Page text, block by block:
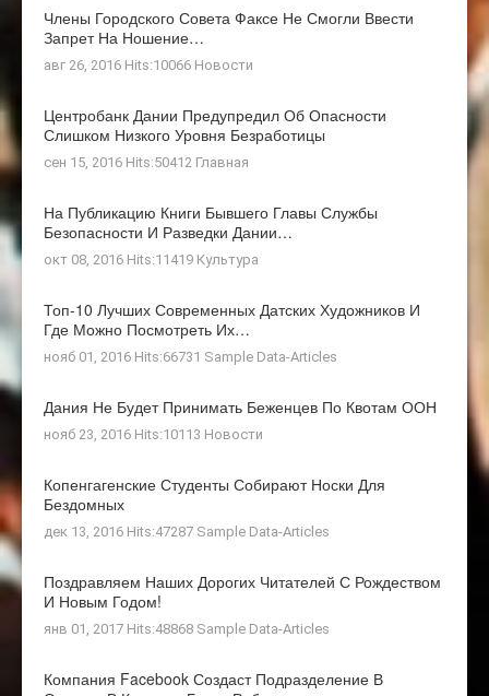
Члены Городского Совета Факсе Не Смогли Ввести
Запрет На Ношение…
авг 26, 2016 Hits:10066 Новости
Центробанк Дании Предупредил Об Опасности
Слишком Низкого Уровня Безработицы
сен 15, 2016 Hits:50412 Главная
На Публикацию Книги Бывшего Главы Службы
Безопасности И Разведки Дании…
окт 08, 2016 Hits:11419 Культура
Топ-10 Лучших Современных Датских Художников И
Где Можно Посмотреть Их…
нояб 01, 2016 Hits:66731 Sample Data-Articles
Дания Не Будет Принимать Беженцев По Квотам ООН
нояб 23, 2016 Hits:10113 Новости
Копенгагенские Студенты Собирают Носки Для
Бездомных
дек 13, 2016 Hits:47287 Sample Data-Articles
Поздравляем Наших Дорогих Читателей С Рождеством
И Новым Годом!
янв 01, 2017 Hits:48868 Sample Data-Articles
Компания Facebook Создаст Подразделение В